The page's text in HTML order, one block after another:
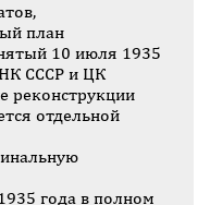
план
10 июля 1935
СССР и ЦК
реконструкции
отдельной
года в полном